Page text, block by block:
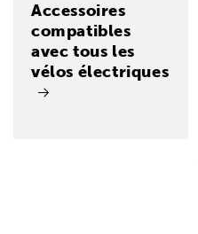
Accessoires
compatibles
avec tous les
vélos électriques